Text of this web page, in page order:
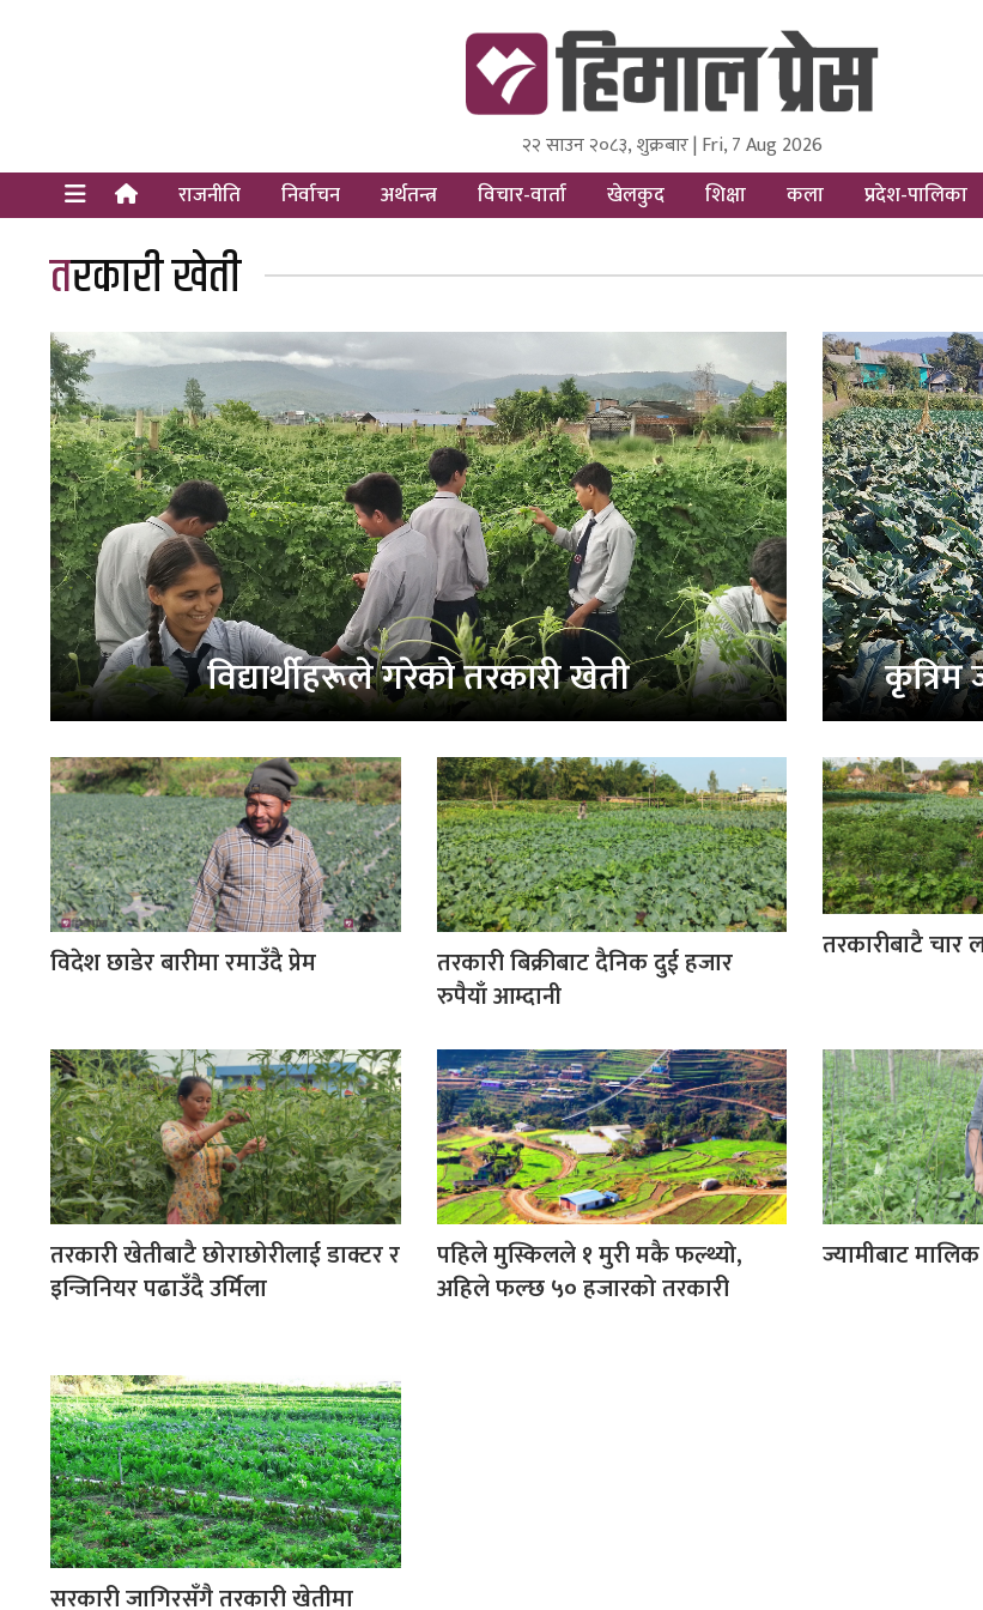
Himal Press
Dot NewsyNepal Media and Research Pvt Ltd.
२२ साउन २०८३, शुक्रबार | Fri, 7 Aug 2026
राजनीति निर्वाचन अर्थतन्त्र विचार-वार्ता खेलकुद शिक्षा कला प्रदेश-पालिका
तरकारी खेती
विद्यार्थीहरूले गरेको तरकारी खेती
विदेश छाडेर बारीमा रमाउँदै प्रेम
तरकारी बिक्रीबाट दैनिक दुई हजार
रुपैयाँ आम्दानी
तरकारीबाटै
तरकारी खेतीबाटै छोराछोरीलाई डाक्टर र
इन्जिनियर पढाउँदै उर्मिला
पहिले मुस्किलले १ मुरी मकै फल्थ्यो,
अहिले फल्छ ५० हजारको तरकारी
ज्यामीबाट
सरकारी जागिरसँगै तरकारी खेतीमा